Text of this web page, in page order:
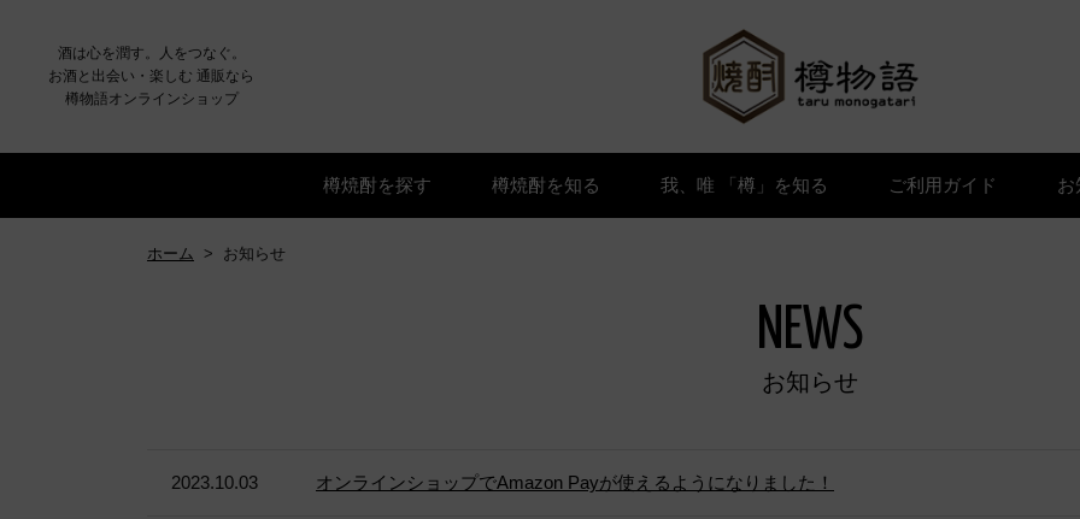
酒は心を潤す。人をつなぐ。
お酒と出会い・楽しむ 通販なら
樽物語オンラインショップ
樽焼酎を探す 樽焼酎を知る 我、唯 「樽」を知る ご利用ガイド
ホーム > お知らせ
NEWS
お知らせ
2023.10.03 オンラインショップでAmazon Payが使えるようになりました！